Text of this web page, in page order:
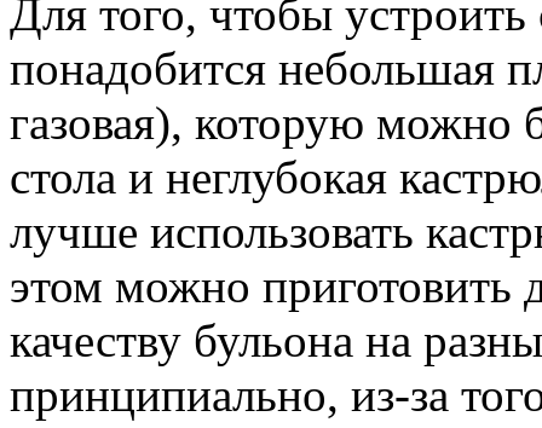
Для того, чтобы устроить
понадобится небольшая
газовая), которую можно
стола и неглубокая
лучше использовать
этом можно приготовить
качеству бульона на
принципиально, из-за